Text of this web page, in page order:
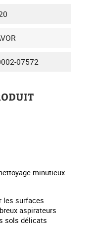
07572
minutieux.
les surfaces
aspirateurs
sols délicats